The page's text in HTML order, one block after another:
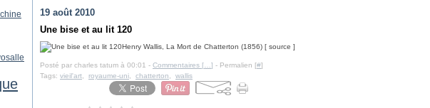
chine
19 août 2010
Une bise et au lit 120
Henry Wallis, La Mort de Chatterton (1856) [ source ]
Posté par charles tatum à 00:01 - Commentaires [ ] - Permalien [#]
Tags: vieil'art royaume-uni chatterton wallis